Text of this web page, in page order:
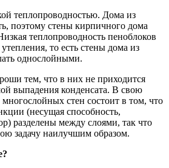
теплопроводностью. Дома из
поэтому стены кирпичного дома
теплопроводность пеноблоков
то есть стены дома из
однослойными.
тем, что в них не приходится
выпадения конденсата. В свою
стен состоит в том, что
(несущая способность,
разделены между слоями, так что
задачу наилучшим образом.